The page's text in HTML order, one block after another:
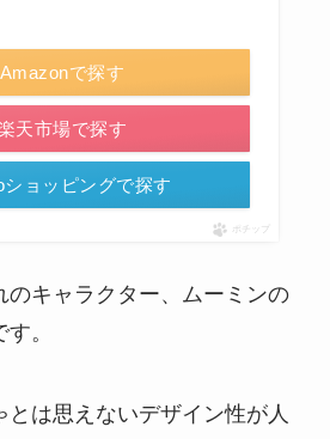
Amazonで探す
天市場で探す
ショッピングで探す
ポチップ
のキャラクター、ムーミンの
。
は思えないデザイン性が人